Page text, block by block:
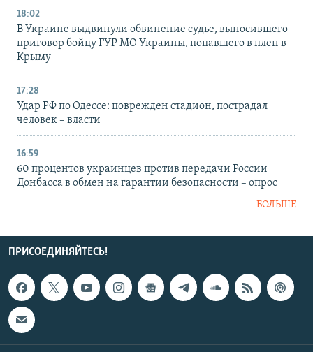
18:02
В Украине выдвинули обвинение судье, выносившего
приговор бойцу ГУР МО Украины, попавшего в плен в
Крыму
17:28
Удар РФ по Одессе: поврежден стадион, пострадал
человек – власти
16:59
60 процентов украинцев против передачи России
Донбасса в обмен на гарантии безопасности – опрос
БОЛЬШЕ
ПРИСОЕДИНЯЙТЕСЬ!